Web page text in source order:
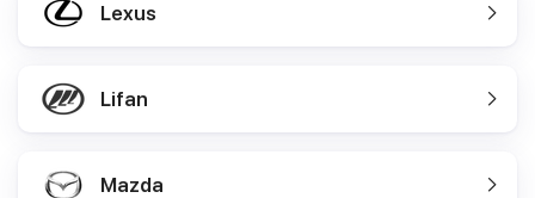
Lexus
Lifan
Mazda